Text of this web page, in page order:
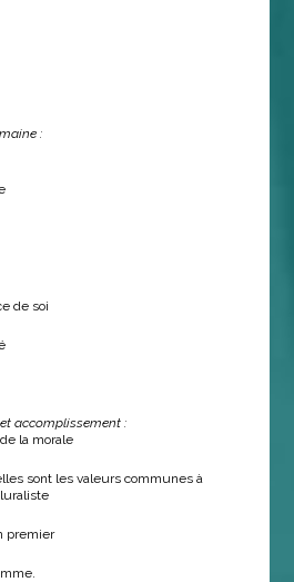
:
de soi
accomplissement :
la morale
sont les valeurs communes à
premier